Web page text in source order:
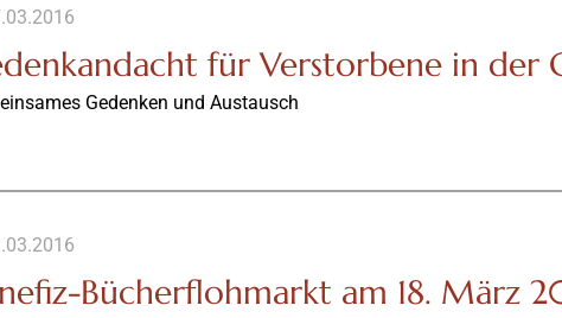
für Verstorbene in der
Gedenken und Austausch
Bücherflohmarkt am 18. März